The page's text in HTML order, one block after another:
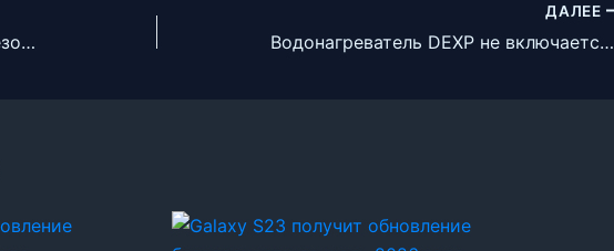
Galaxy S25 получит обновление безопасности за февраль 2026 года
ДАЛЕЕ
Водонагреватель DEXP не включается что делать